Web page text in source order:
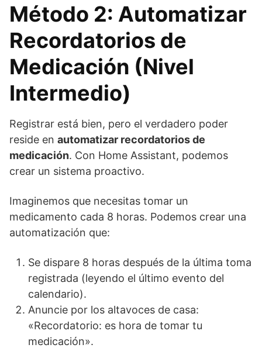
Método 2: Automatizar
Recordatorios de
Medicación (Nivel
Intermedio)
Registrar está bien, pero el verdadero poder
reside en automatizar recordatorios de
medicación. Con Home Assistant, podemos
crear un sistema proactivo.
Imaginemos que necesitas tomar un
medicamento cada 8 horas. Podemos crear una
automatización que:
Se dispare 8 horas después de la última toma
registrada (leyendo el último evento del
calendario).
Anuncie por los altavoces de casa:
«Recordatorio: es hora de tomar tu
medicación».